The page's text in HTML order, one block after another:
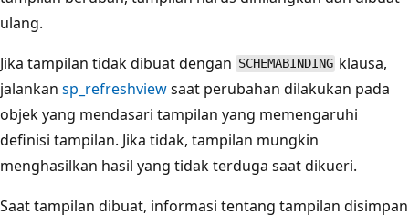
ulang.
Jika tampilan tidak dibuat dengan SCHEMABINDING klausa,
jalankan sp_refreshviewsaat perubahan dilakukan pada
objek yang mendasari tampilan yang memengaruhi
definisi tampilan. Jika tidak, tampilan mungkin
menghasilkan hasil yang tidak terduga saat dikueri.
Saat tampilan dibuat, informasi tentang tampilan disimpan